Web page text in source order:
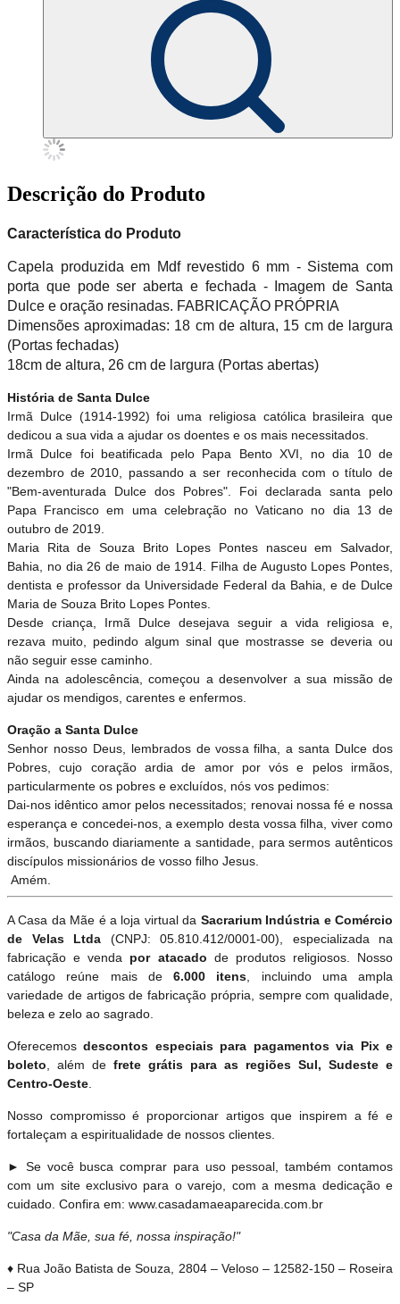
Descrição do Produto
Característica do Produto
Capela produzida em Mdf revestido 6 mm - Sistema com
porta que pode ser aberta e fechada - Imagem de Santa
Dulce e oração resinadas. FABRICAÇÃO PRÓPRIA
Dimensões aproximadas: 18 cm de altura, 15 cm de largura
(Portas fechadas)
18cm de altura, 26 cm de largura (Portas abertas)
História de Santa Dulce
Irmã Dulce (1914-1992) foi uma religiosa católica brasileira que
dedicou a sua vida a ajudar os doentes e os mais necessitados.
Irmã Dulce foi beatificada pelo Papa Bento XVI, no dia 10 de
dezembro de 2010, passando a ser reconhecida com o título de
"Bem-aventurada Dulce dos Pobres". Foi declarada santa pelo
Papa Francisco em uma celebração no Vaticano no dia 13 de
outubro de 2019.
Maria Rita de Souza Brito Lopes Pontes nasceu em Salvador,
Bahia, no dia 26 de maio de 1914. Filha de Augusto Lopes Pontes,
dentista e professor da Universidade Federal da Bahia, e de Dulce
Maria de Souza Brito Lopes Pontes.
Desde criança, Irmã Dulce desejava seguir a vida religiosa e,
rezava muito, pedindo algum sinal que mostrasse se deveria ou
não seguir esse caminho.
Ainda na adolescência, começou a desenvolver a sua missão de
ajudar os mendigos, carentes e enfermos.
Oração a Santa Dulce
Senhor nosso Deus, lembrados de vossa filha, a santa Dulce dos
Pobres, cujo coração ardia de amor por vós e pelos irmãos,
particularmente os pobres e excluídos, nós vos pedimos:
Dai-nos idêntico amor pelos necessitados; renovai nossa fé e nossa
esperança e concedei-nos, a exemplo desta vossa filha, viver como
irmãos, buscando diariamente a santidade, para sermos autênticos
discípulos missionários de vosso filho Jesus.
Amém.
A Casa da Mãe é a loja virtual da Sacrarium Indústria e Comércio
de Velas Ltda (CNPJ: 05.810.412/0001-00), especializada na
fabricação e venda por atacado de produtos religiosos. Nosso
catálogo reúne mais de 6.000 itens , incluindo uma ampla
variedade de artigos de fabricação própria, sempre com qualidade,
beleza e zelo ao sagrado.
Oferecemosdescontos especiais para pagamentos via Pix e
boleto , além de frete grátis para as regiões Sul, Sudeste e
Centro-Oeste
Nosso compromisso é proporcionar artigos que inspirem a fé e
fortaleçam a espiritualidade de nossos clientes.
► Se você busca comprar para uso pessoal, também contamos
com um site exclusivo para o varejo, com a mesma dedicação e
cuidado. Confira em: www.casadamaeaparecida.com.br
"Casa da Mãe, sua fé, nossa inspiração!"
♦ Rua João Batista de Souza, 2804 – Veloso – 12582-150 – Roseira
– SP